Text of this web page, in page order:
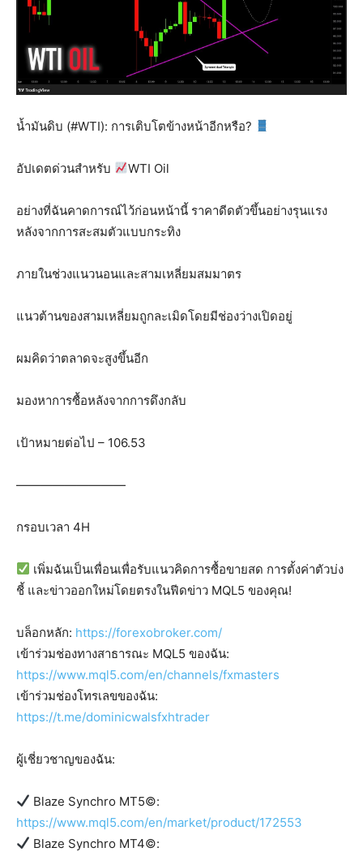
น้ำมันดิบ (#WTI): การเติบโตข้างหน้าอีกหรือ?
อัปเดตด่วนสำหรับ WTI Oil
อย่างที่ฉันคาดการณ์ไว้ก่อนหน้านี้ ราคาดีดตัวขึ้นอย่างรุนแรง
หลังจากการสะสมตัวแบบกระทิง
ภายในช่วงแนวนอนและสามเหลี่ยมสมมาตร
แนวต้านของสามเหลี่ยมถูกละเมิดโดยมีช่องว่างเปิดอยู่
ผมคิดว่าตลาดจะสูงขึ้นอีก
มองหาการซื้อหลังจากการดึงกลับ
เป้าหมายต่อไป – 106.53
—————————
กรอบเวลา 4H
เพิ่มฉันเป็นเพื่อนเพื่อรับแนวคิดการซื้อขายสด การตั้งค่าตัวบ่ง
ชี้ และข่าวออกใหม่โดยตรงในฟีดข่าว MQL5 ของคุณ!
บล็อกหลัก: https://forexobroker.com/
เข้าร่วมช่องทางสาธารณะ MQL5 ของฉัน:
https://www.mql5.com/en/channels/fxmasters
เข้าร่วมช่องโทรเลขของฉัน:
https://t.me/dominicwalsfxhtrader
ผู้เชี่ยวชาญของฉัน:
Blaze Synchro MT5©:
https://www.mql5.com/en/market/product/172553
Blaze Synchro MT4©: